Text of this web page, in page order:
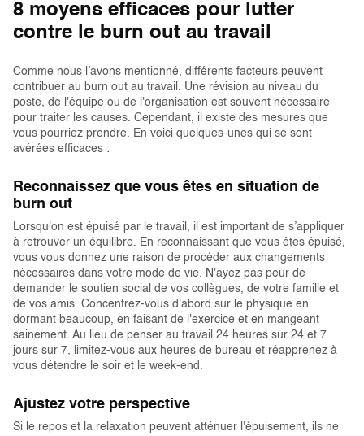
8 moyens efficaces pour lutter
contre le burn out au travail
Comme nous l’avons mentionné, différents facteurs peuvent
contribuer au burn out au travail. Une révision au niveau du
poste, de l'équipe ou de l'organisation est souvent nécessaire
pour traiter les causes. Cependant, il existe des mesures que
vous pourriez prendre. En voici quelques-unes qui se sont
avérées efficaces :
Reconnaissez que vous êtes en situation de
burn out
Lorsqu'on est épuisé par le travail, il est important de s’appliquer
à retrouver un équilibre. En reconnaissant que vous êtes épuisé,
vous vous donnez une raison de procéder aux changements
nécessaires dans votre mode de vie. N'ayez pas peur de
demander le soutien social de vos collègues, de votre famille et
de vos amis. Concentrez-vous d'abord sur le physique en
dormant beaucoup, en faisant de l'exercice et en mangeant
sainement. Au lieu de penser au travail 24 heures sur 24 et 7
jours sur 7, limitez-vous aux heures de bureau et réapprenez à
vous détendre le soir et le week-end.
Ajustez votre perspective
Si le repos et la relaxation peuvent atténuer l'épuisement, ils ne